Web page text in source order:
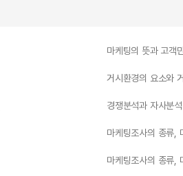
마케팅의 뜻과 고객
거시환경의 요소와
경쟁분석과 자사분
마케팅조사의 종류,
마케팅조사의 종류,